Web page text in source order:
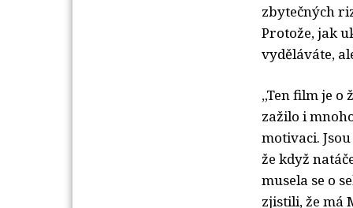
zbytečných
Protože, jak
vyděláváte,
„Ten film je o
zažilo i
motivaci.
že když
musela se o
zjistili, že má